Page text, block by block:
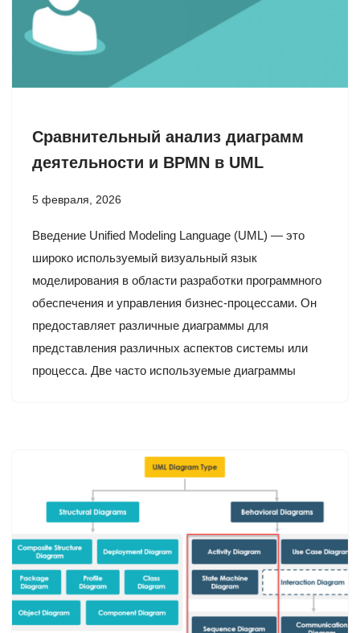
Сравнительный анализ диаграмм
деятельности и BPMN в UML
5 февраля, 2026
Введение Unified Modeling Language (UML) — это
широко используемый визуальный язык
моделирования в области разработки программного
обеспечения и управления бизнес-процессами. Он
предоставляет различные диаграммы для
представления различных аспектов системы или
процесса. Две часто используемые диаграммы